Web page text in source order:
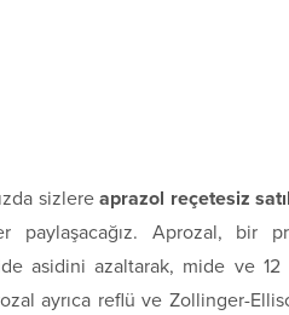
sizlereaprazol reçetesiz
paylaşacağız. Aprozal, bir
asidini azaltarak, mide ve 12
ayrıca reflü ve Zollinger-